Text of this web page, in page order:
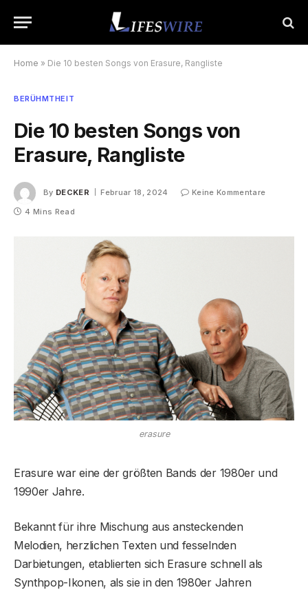
Home » Die 10 besten Songs von Erasure, Rangliste
BERÜHMTHEIT
Die 10 besten Songs von
Erasure, Rangliste
By DECKER Februar 18, 2024
Keine Kommentare
4 Mins Read
erasure
Erasure war eine der größten Bands der 1980er und
1990er Jahre.
Bekannt für ihre Mischung aus ansteckenden
Melodien, herzlichen Texten und fesselnden
Darbietungen, etablierten sich Erasure schnell als
Synthpop-Ikonen, als sie in den 1980er Jahren